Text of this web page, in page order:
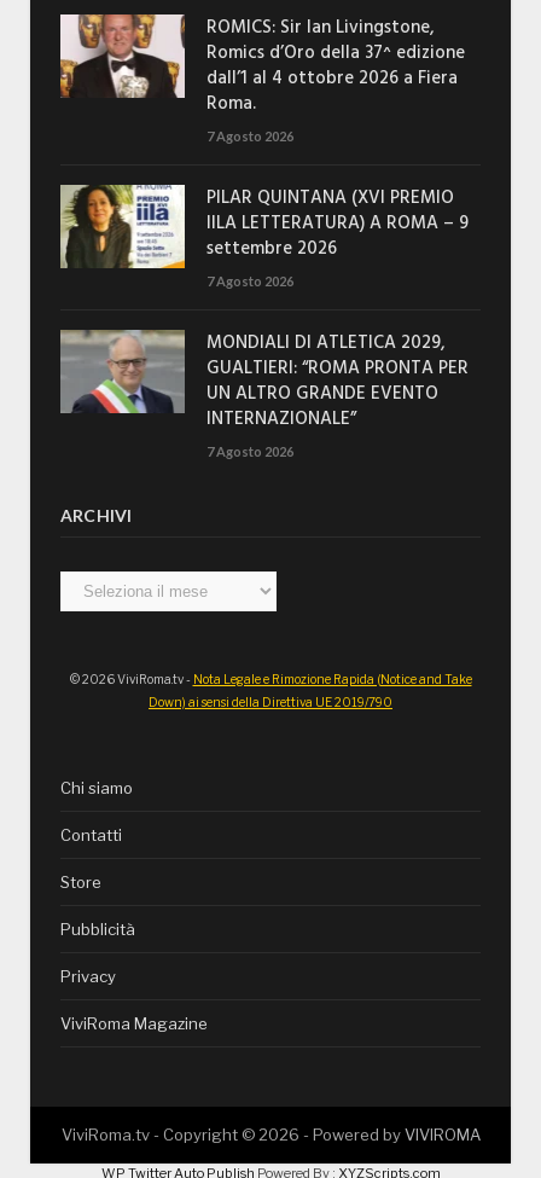
ROMICS: Sir Ian Livingstone,
Romics d’Oro della 37^ edizione
dall’1 al 4 ottobre 2026 a Fiera
Roma.
7 Agosto 2026
PILAR QUINTANA (XVI PREMIO
IILA LETTERATURA) A ROMA – 9
settembre 2026
7 Agosto 2026
MONDIALI DI ATLETICA 2029,
GUALTIERI: “ROMA PRONTA PER
UN ALTRO GRANDE EVENTO
INTERNAZIONALE”
7 Agosto 2026
ARCHIVI
Archivi
© 2026 ViviRoma.tv - Nota Legale e Rimozione Rapida (Notice and Take
Down) ai sensi della Direttiva UE 2019/790
Chi siamo
Contatti
Store
Pubblicità
Privacy
ViviRoma Magazine
ViviRoma.tv - Copyright ©2026 - Powered byVIVIROMA
WP Twitter Auto Publish Powered By : XYZScripts.com